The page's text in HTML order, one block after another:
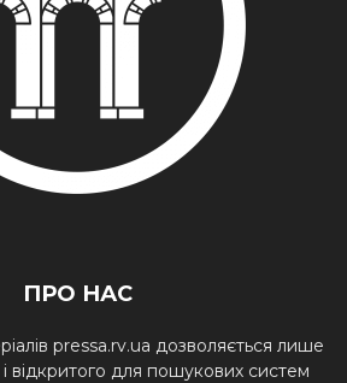
ПРО НАС
pressa.rv.ua дозволяється лише
відкритого для пошукових систем